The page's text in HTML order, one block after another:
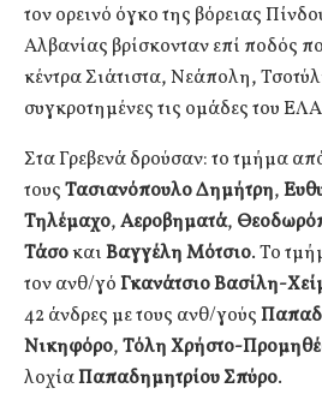
τον ορεινό όγκο της βόρειας
Αλβανίας βρίσκονταν επί ποδός
κέντρα Σιάτιστα, Νεάπολη,
συγκροτημένες τις ομάδες του
Στα Γρεβενά δρούσαν: το τμήμα
τουςΤασιανόπουλο Δημήτρη,
Τηλέμαχο,Αεροβηματά,
ΤάσοκαιΒαγγέλη Μότσιο. Το
τον ανθ/γόΓκανάτσιο Βασίλη-
42 άνδρες με τους ανθ/γούς
Νικηφόρο,Τόλη Χρήστο-
λοχίαΠαπαδημητρίου Σπύρο.